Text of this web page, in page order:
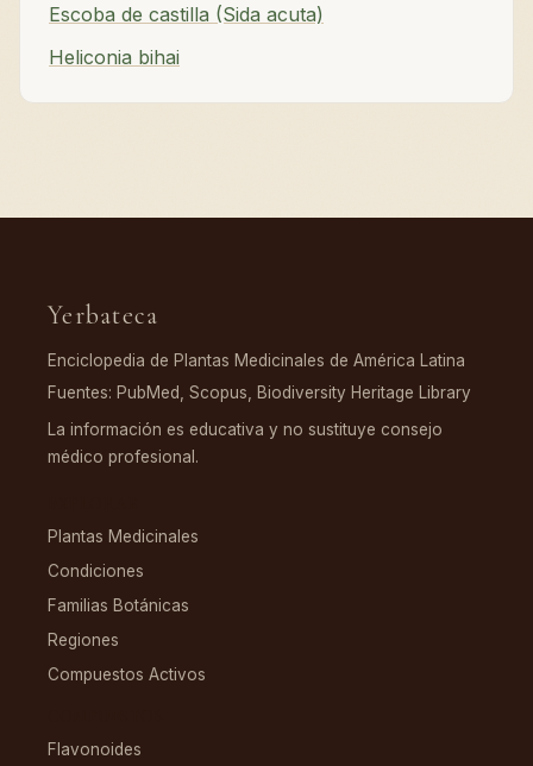
Escoba de castilla (Sida acuta)
Heliconia bihai
Yerbateca
Enciclopedia de Plantas Medicinales de América Latina
Fuentes: PubMed, Scopus, Biodiversity Heritage Library
La información es educativa y no sustituye consejo
médico profesional.
Plantas Medicinales
Condiciones
Familias Botánicas
Regiones
Compuestos Activos
Flavonoides